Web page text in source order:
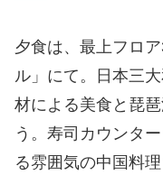
夕食は、最上フロ
ル」にて。日本三
材による美食と琵
う。寿司カウンタ
る雰囲気の中国料